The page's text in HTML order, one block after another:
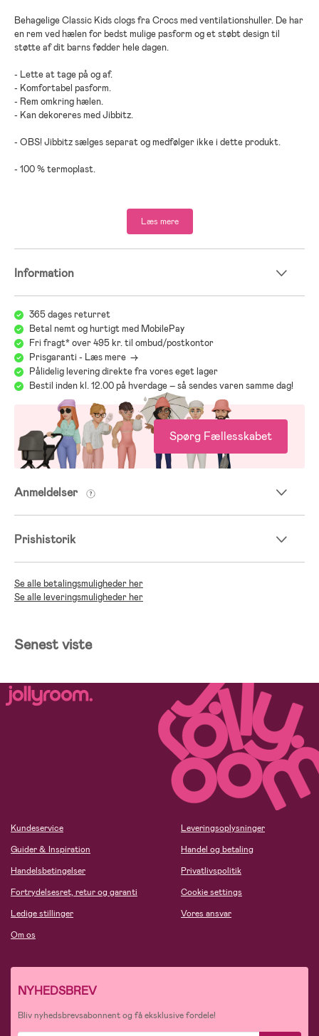
Behagelige Classic Kids clogs fra Crocs med ventilationshuller. De har
en rem ved hælen for bedst mulige pasform og et støbt design til
støtte af dit barns fødder hele dagen.
- Lette at tage på og af.
- Komfortabel pasform.
- Rem omkring hælen.
- Kan dekoreres med Jibbitz.
- OBS! Jibbitz sælges separat og medfølger ikke i dette produkt.
- 100 % termoplast.
Læs mere
Information
365 dages returret
Betal nemt og hurtigt med MobilePay
Fri fragt* over 495 kr. til ombud/postkontor
Prisgaranti - Læs mere ->
Pålidelig levering direkte fra vores eget lager
Bestil inden kl. 12.00 på hverdage – så sendes varen samme dag!
Spørg Fællesskabet
Anmeldelser
Prishistorik
Se alle betalingsmuligheder her
Se alle leveringsmuligheder her
Senest viste
Kundeservice
Guider & Inspiration
Handelsbetingelser
Fortrydelsesret, retur og garanti
Ledige stillinger
Om os
Leveringsoplysninger
Handel og betaling
Privatlivspolitik
Cookie settings
Vores ansvar
NYHEDSBREV
Bliv nyhedsbrevsabonnent og få eksklusive fordele!